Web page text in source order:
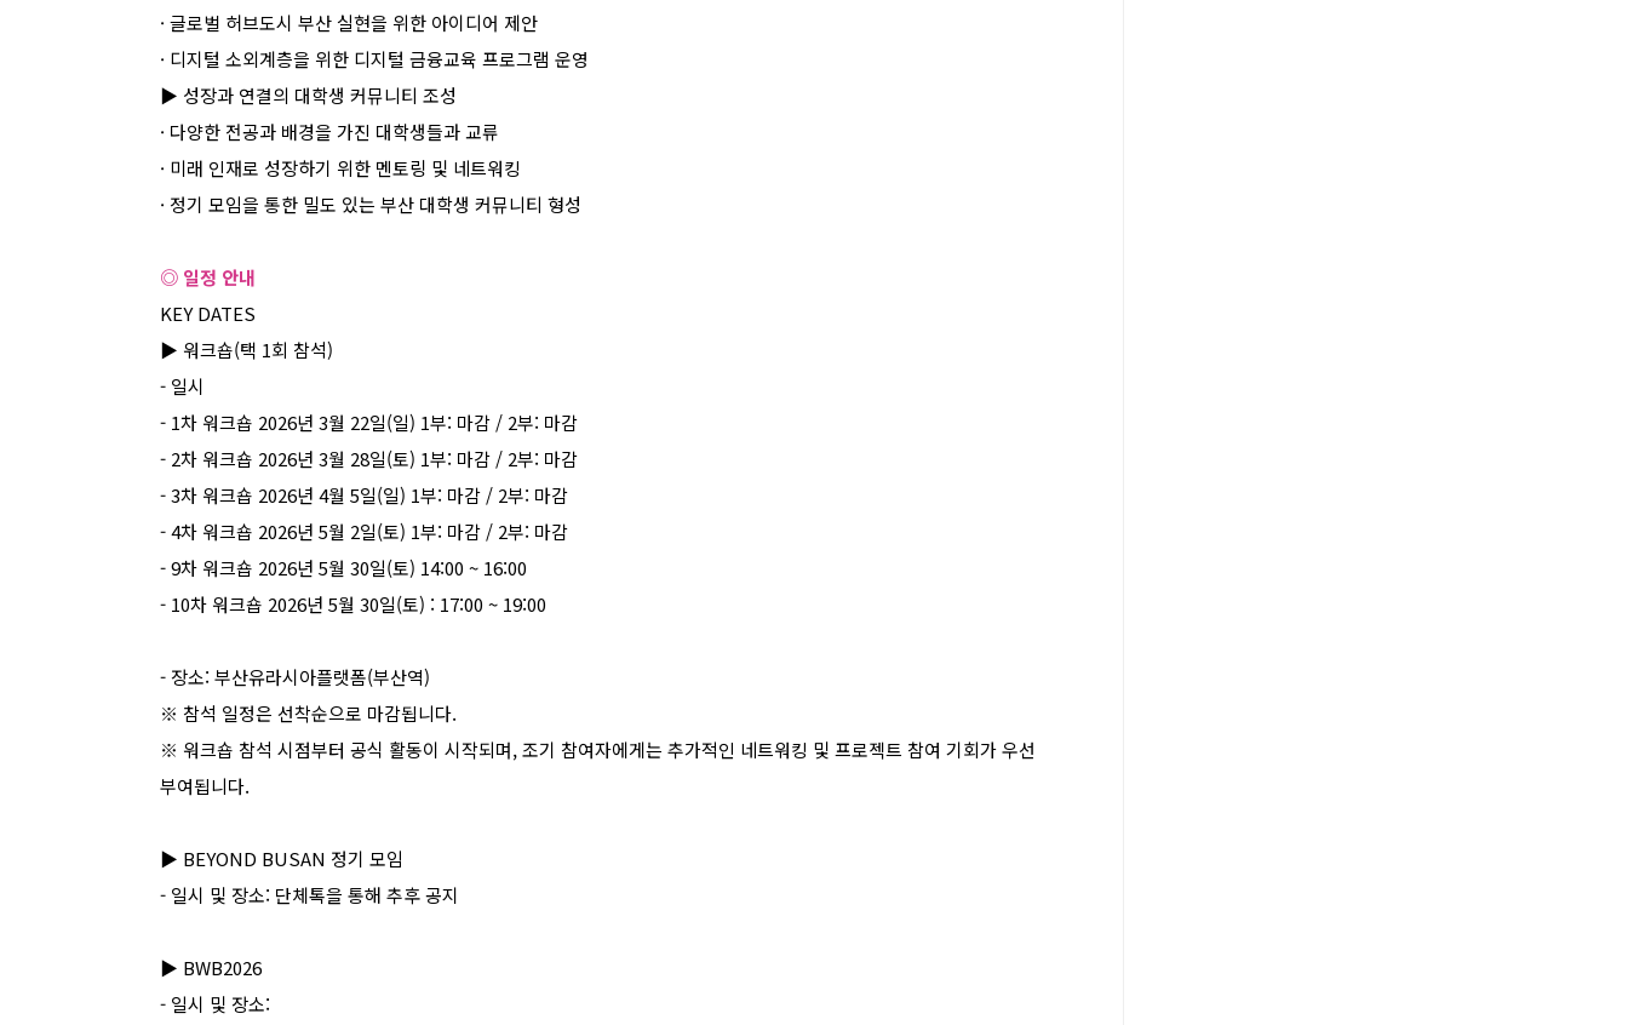
· 글로벌 허브도시 부산 실현을 위한 아이디어 제안
· 디지털 소외계층을 위한 디지털 금융교육 프로그램 운영
▶ 성장과 연결의 대학생 커뮤니티 조성
· 다양한 전공과 배경을 가진 대학생들과 교류
· 미래 인재로 성장하기 위한 멘토링 및 네트워킹
· 정기 모임을 통한 밀도 있는 부산 대학생 커뮤니티 형성
◎ 일정 안내
KEY DATES
▶ 워크숍(택 1회 참석)
- 일시
- 1차 워크숍 2026년 3월 22일(일) 1부: 마감 / 2부: 마감
- 2차 워크숍 2026년 3월 28일(토) 1부: 마감 / 2부: 마감
- 3차 워크숍 2026년 4월 5일(일) 1부: 마감 / 2부: 마감
- 4차 워크숍 2026년 5월 2일(토) 1부: 마감 / 2부: 마감
- 9차 워크숍 2026년 5월 30일(토) 14:00 ~ 16:00
- 10차 워크숍 2026년 5월 30일(토) : 17:00 ~ 19:00
-장소: 부산유라시아플랫폼(부산역)
※ 참석 일정은 선착순으로 마감됩니다.
※ 워크숍 참석 시점부터 공식 활동이 시작되며,조기 참여자에게는 추가적인 네트워킹 및 프로젝트 참여 기회가 우선
부여됩니다.
▶ BEYOND BUSAN 정기 모임
- 일시 및 장소: 단체톡을 통해 추후 공지
▶ BWB2026
- 일시 및 장소: